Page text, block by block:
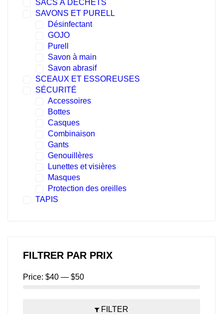
SACS À DÉCHETS
SAVONS ET PURELL
Désinfectant
GOJO
Purell
Savon à main
Savon abrasif
SCEAUX ET ESSOREUSES
SÉCURITÉ
Accessoires
Bottes
Casques
Combinaison
Gants
Genouillères
Lunettes et visières
Masques
Protection des oreilles
TAPIS
FILTRER PAR PRIX
FILTER
Price: $40 — $50